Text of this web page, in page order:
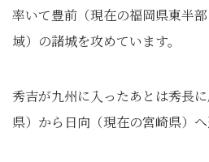
率いて豊前（現在の福岡県東半
域）の諸城を攻めています。
秀吉が九州に入ったあとは秀長
県）から日向（現在の宮崎県）へ